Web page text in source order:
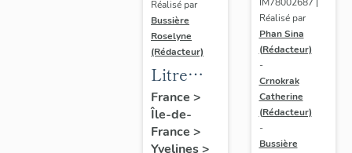
Réalisé par
Bussière
Roselyne
(Rédacteur)
Litre
funéraire
du
prince
France >
Île-de-
France >
Yvelines>
Réalisé par
Phan Sina
(Rédacteur)
-
Crnokrak
Catherine
(Rédacteur)
-
Bussière